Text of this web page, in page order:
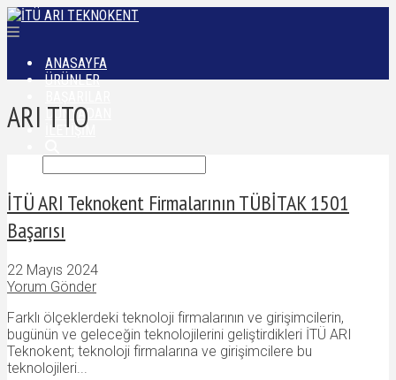
ANASAYFA
ÜRÜNLER
DÜNYADAN
İLETIŞIM
ARI TTO
İTÜ ARI Teknokent Firmalarının TÜBİTAK 1501
Başarısı
22 Mayıs 2024
Yorum Gönder
Farklı ölçeklerdeki teknoloji firmalarının ve girişimcilerin,
bugünün ve geleceğin teknolojilerini geliştirdikleri İTÜ ARI
Teknokent; teknoloji firmalarına ve girişimcilere bu
teknolojileri...